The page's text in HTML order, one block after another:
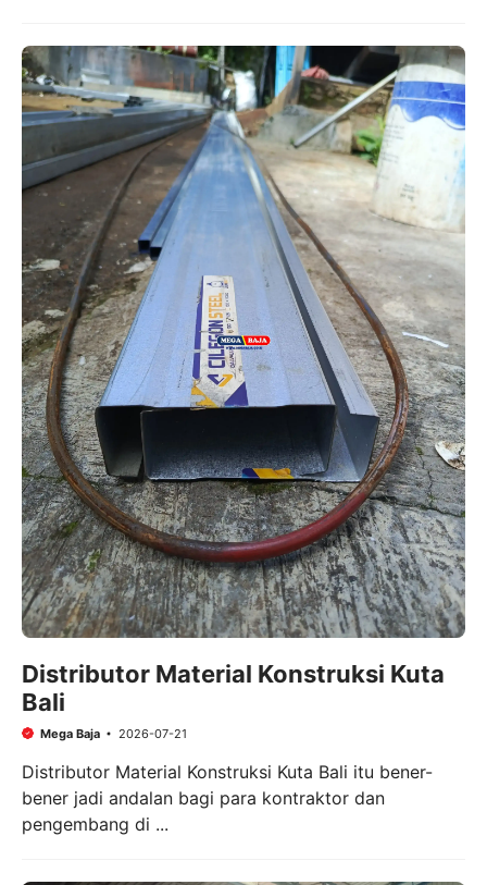
Distributor Material Konstruksi Kuta
Bali
Mega Baja 2026-07-21
Distributor Material Konstruksi Kuta Bali itu bener-
bener jadi andalan bagi para kontraktor dan
pengembang di ...